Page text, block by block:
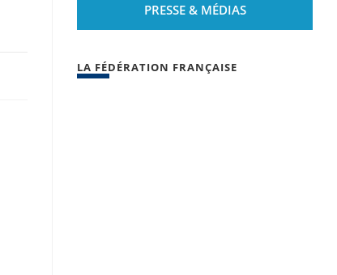
PRESSE & MÉDIAS
LA FÉDÉRATION FRANÇAISE